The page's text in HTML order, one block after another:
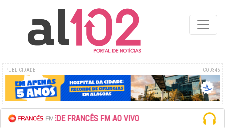
PUBLICIDADE COD345
A REDE FRANCÊS FM AO VIVO